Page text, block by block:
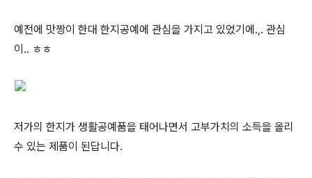
예전에 맛짱이 한대 한지공예에 관심을 가지고 있었기에.,. 관심
이.. ㅎㅎ
저가의 한지가 생활공예품을 태어나면서 고부가치의 소득을 올리
수 있는 제품이 된답니다.